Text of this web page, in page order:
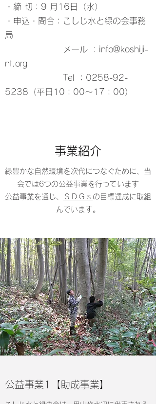
・締 切：9 月16日（水）
・申込・問合：こしじ水と緑の会事務
局
メール ：info@koshiji-
nf.org
Tel ：0258-92-
5238（平日10：00～17：00）
​事業紹介
​​緑豊かな自然環境を次代につなぐために、当
会では6つの公益事業を行っています
​​公益事業を通じ、
ＳＤＧｓ の目標達成に取組
んでいます。
公益事業1【助成事業】​